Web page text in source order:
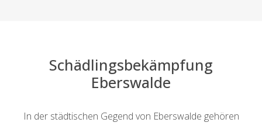
Schädlingsbekämpfung
Eberswalde
In der städtischen Gegend von Eberswalde gehören